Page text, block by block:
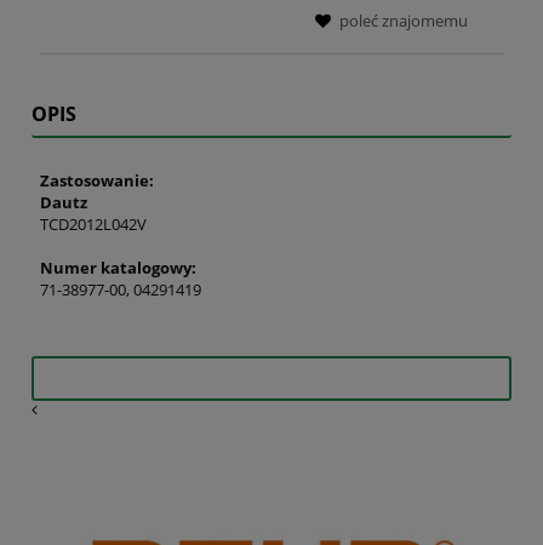
poleć znajomemu
OPIS
Zastosowanie:
Dautz
TCD2012L042V
Numer katalogowy:
71-38977-00, 04291419